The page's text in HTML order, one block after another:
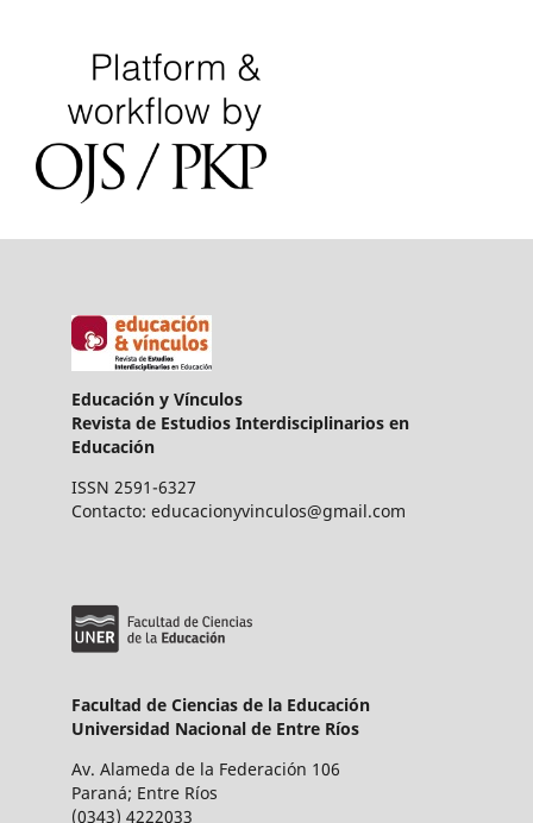
Educación y Vínculos
Revista de Estudios Interdisciplinarios en
Educación
ISSN 2591-6327
Contacto: educacionyvinculos@gmail.com
Facultad de Ciencias de la Educación
Universidad Nacional de Entre Ríos
Av. Alameda de la Federación 106
Paraná; Entre Ríos
(0343) 4222033